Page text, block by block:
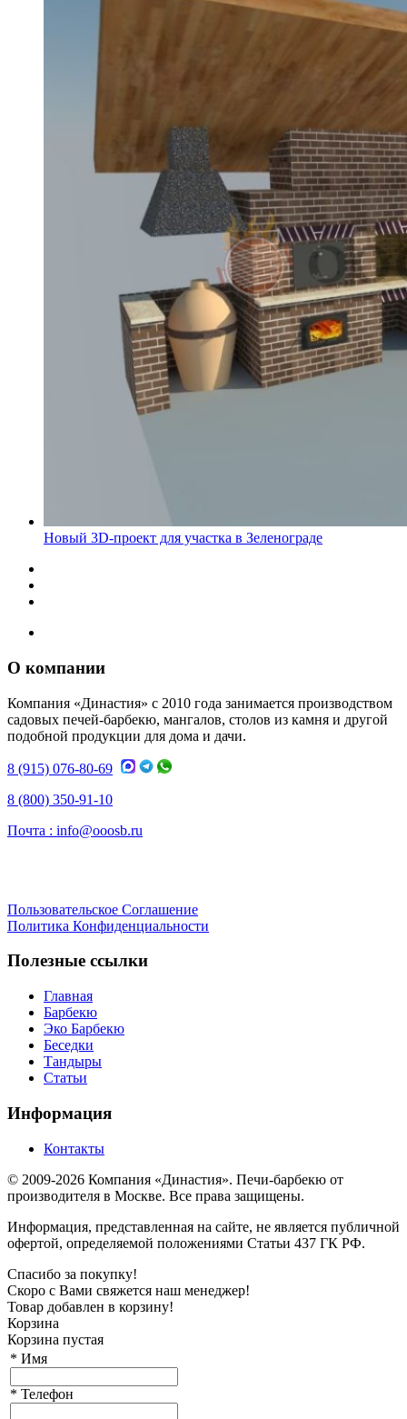
Новый 3D-проект для участка в Зеленограде
О компании
Компания «Династия» с 2010 года занимается производством
садовых печей-барбекю, мангалов, столов из камня и другой
подобной продукции для дома и дачи.
8 (915) 076-80-69
8 (800) 350-91-10
Почта : info@ooosb.ru
Пользовательское Соглашение
Политика Конфиденциальности
Полезные ссылки
Главная
Барбекю
Эко Барбекю
Беседки
Тандыры
Статьи
Информация
Контакты
© 2009-2026 Компания «Династия». Печи-барбекю от
производителя в Москве. Все права защищены.
Информация, представленная на сайте, не является публичной
офертой, определяемой положениями Статьи 437 ГК РФ.
Спасибо за покупку!
Скоро с Вами свяжется наш менеджер!
Товар добавлен в корзину!
Корзина
Корзина пустая
* Имя
* Телефон